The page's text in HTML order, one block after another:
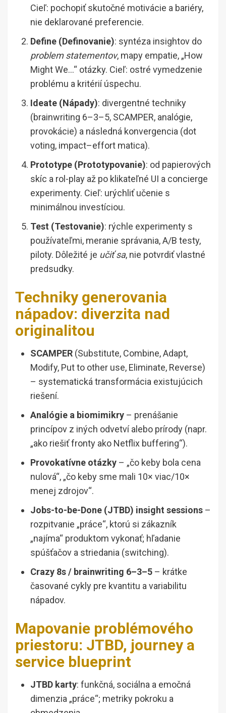
Cieľ: pochopiť skutočné motivácie a bariéry,
nie deklarované preferencie.
Define (Definovanie): syntéza insightov do
problem statementov, mapy empatie, „How
Might We…“ otázky. Cieľ: ostré vymedzenie
problému a kritérií úspechu.
Ideate (Nápady): divergentné techniky
(brainwriting 6–3–5, SCAMPER, analógie,
provokácie) a následná konvergencia (dot
voting, impact–effort matica).
Prototype (Prototypovanie): od papierových
skíc a rol-play až po klikateľné UI a concierge
experimenty. Cieľ: urýchliť učenie s
minimálnou investíciou.
Test (Testovanie): rýchle experimenty s
používateľmi, meranie správania, A/B testy,
piloty. Dôležité je učiť sa, nie potvrdiť vlastné
predsudky.
Techniky generovania
nápadov: diverzita nad
originalitou
SCAMPER (Substitute, Combine, Adapt,
Modify, Put to other use, Eliminate, Reverse)
– systematická transformácia existujúcich
riešení.
Analógie a biomimikry – prenášanie
princípov z iných odvetví alebo prírody (napr.
„ako riešiť fronty ako Netflix buffering“).
Provokatívne otázky – „čo keby bola cena
nulová“, „čo keby sme mali 10× viac/10×
menej zdrojov“.
Jobs-to-be-Done (JTBD) insight sessions –
rozpitvanie „práce“, ktorú si zákazník
„najíma“ produktom vykonať; hľadanie
spúšťačov a striedania (switching).
Crazy 8s / brainwriting 6–3–5 – krátke
časované cykly pre kvantitu a variabilitu
nápadov.
Mapovanie problémového
priestoru: JTBD, journey a
service blueprint
JTBD karty: funkčná, sociálna a emočná
dimenzia „práce“; metriky pokroku a